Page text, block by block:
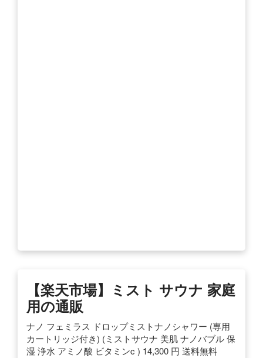
【楽天市場】ミスト サウナ 家庭
用の通販
ナノ フェミラス ドロップミストナノシャワー (専用
カートリッジ付き) (ミストサウナ 美肌 ナノバブル 保
湿 浄水 アミノ酸 ビタミンc ) 14,300 円 送料無料